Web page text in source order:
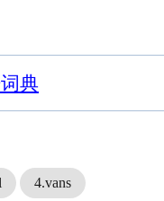
典
4.vans